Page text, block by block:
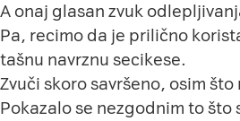
A onaj glasan zvuk
Pa, recimo da je prilično
tašnu navrznu secikese.
Zvuči skoro savršeno, osim što
Pokazalo se nezgodnim to što